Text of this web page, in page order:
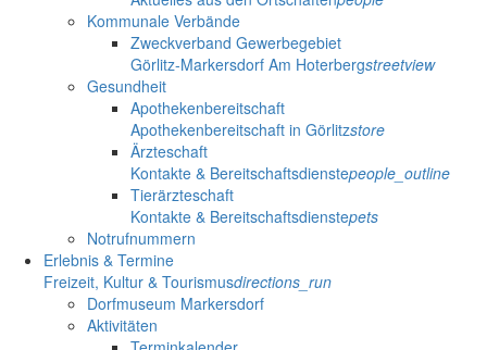
Kommunale Verbände
Zweckverband Gewerbegebiet
Görlitz-Markersdorf Am Hoterbergstreetview
Gesundheit
Apothekenbereitschaft
Apothekenbereitschaft in Görlitzstore
Ärzteschaft
Kontakte & Bereitschaftsdienstepeople_outline
Tierärzteschaft
Kontakte & Bereitschaftsdienstepets
Notrufnummern
Erlebnis & Termine
Freizeit, Kultur & Tourismusdirections_run
Dorfmuseum Markersdorf
Aktivitäten